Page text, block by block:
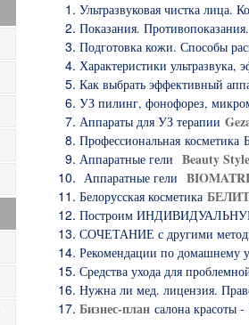
Ультразвуковая чистка лица.
Показания. Противопоказания.
Подготовка кожи. Способы
Характеристики
Как выбрать эффективный
УЗ пилинг, фонофорез,
Аппараты для УЗ терапии
Профессиональная
Аппаратные гели Beauty Style
Аппаратные гели
Белорусская косметика
Построим ИНДИВИДУАЛЬНУЮ
СОЧЕТАНИЕ с другими
Рекомендации по домашнему
Средства ухода для
Нужна ли мед. лицензия.
Бизнес-плансалона красоты